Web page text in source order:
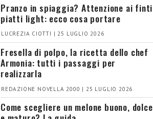
Pranzo in spiaggia? Attenzione ai finti
piatti light: ecco cosa portare
LUCREZIA CIOTTI | 25 LUGLIO 2026
Fresella di polpo, la ricetta dello chef
Armonia: tutti i passaggi per
realizzarla
REDAZIONE NOVELLA 2000 | 25 LUGLIO 2026
Come scegliere un melone buono, dolce